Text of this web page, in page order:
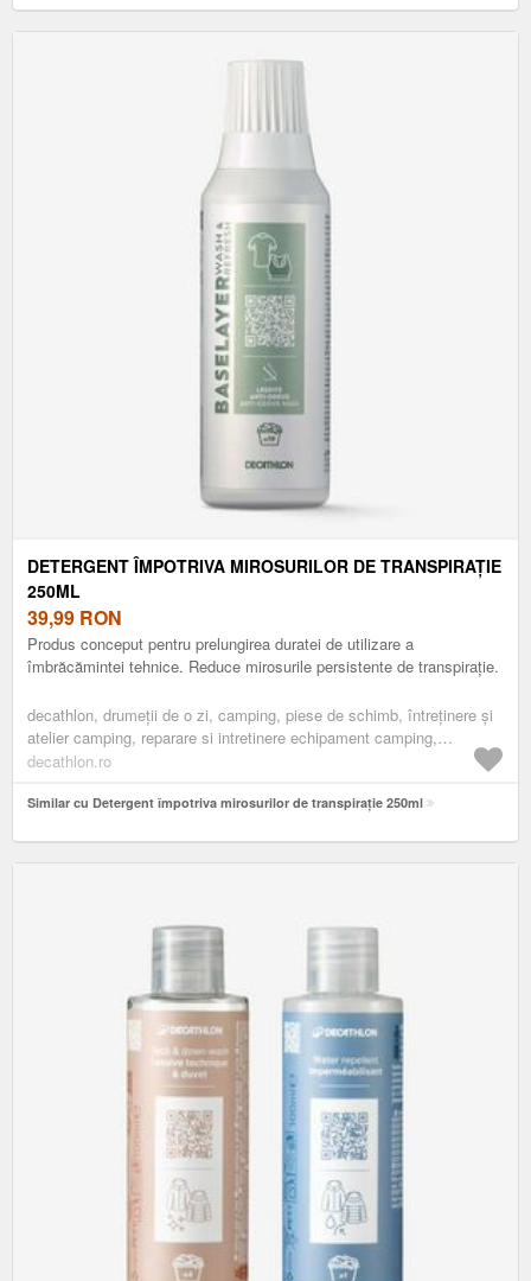
DETERGENT ÎMPOTRIVA MIROSURILOR DE TRANSPIRAȚIE
250ML
39,99 RON
Produs conceput pentru prelungirea duratei de utilizare a
îmbrăcămintei tehnice. Reduce mirosurile persistente de transpirație.
decathlon, drumeţii de o zi, camping, piese de schimb, întreținere și
atelier camping, reparare si intretinere echipament camping,
detergent
decathlon.ro
Similar cu Detergent împotriva mirosurilor de transpirație 250ml